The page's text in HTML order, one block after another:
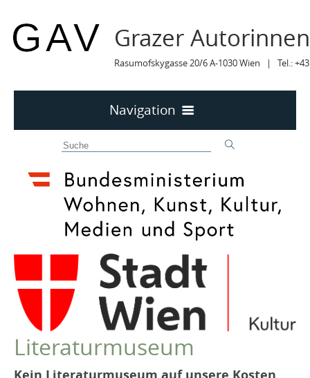
Grazer
Rasumofskygasse 20/6 A-1030 Wien | Tel.:
Navigation
MITTEILUNGEN
MITTEILUNGEN Archiv
2025
2023
2022
2021
2020
2019
TERMINE
TERMINE sortiert
LYRIK IM MÄRZ
MITGLIEDER
VEREIN
Robert Musil Gedenkraum
TERMINARCHIV
Literaturmuseum